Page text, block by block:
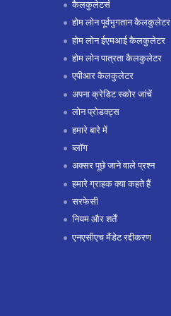
कैलकुलेटर्स
होम लोन पूर्वभुगतान कैलकुलेटर
होम लोन ईएमआई कैलकुलेटर
होम लोन पात्रता कैलकुलेटर
एपीआर कैलकुलेटर
अपना क्रेडिट स्कोर जांचें
लोन प्रोडक्ट्स
हमारे बारे में
ब्लॉग
अक्सर पूछे जाने वाले प्रश्न
हमारे ग्राहक क्या कहते हैं
सरफेसी
नियम और शर्तें
एनएसीएच मैंडेट रद्दीकरण